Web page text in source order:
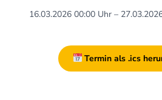
16.03.2026 00:00 Uhr –
Termin als .ics